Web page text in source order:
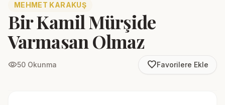
MEHMET KARAKUŞ
Bir Kamil Mürşide
Varmasan Olmaz
visibility50 Okunma favorite_borderFavorilere Ekle